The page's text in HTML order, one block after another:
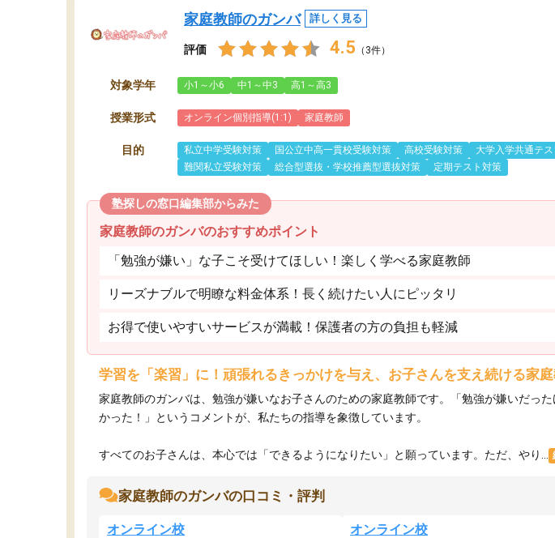
家庭教師のガンバ 詳しく見る
評価 4.5 （3件）
対象学年 小1～小6 中1～中3 高1～高3
授業形式 オンライン個別指導(1:1) 家庭教師
目的 私立中学受験対策 国公立中高一貫校受験対策 高校受験対策 大学入学共通テ
難関私立受験対策
総合型選抜・学校推薦型選抜対策 定期テスト対策
塾探しの窓口編集部からみた
家庭教師のガンバのおすすめポイント
「勉強が嫌い」な子こそ受けてほしい！楽しく学べる家庭教師
リーズナブルで明瞭な料金体系！長く続けたい人にピッタリ
お得で使いやすいサービスが満載！保護者の方の負担も軽減
学習を「楽習」に！頑張れるきっかけを与え、お子さんを支え続ける家
家庭教師のガンバは、勉強が嫌いなお子さんのための家庭教師です。「勉強が嫌いだっ
かった！」というコメントが、私たちの指導を象徴しています。
すべてのお子さんは、本心では「できるようになりたい」と願っています。ただ、やり...
家庭教師のガンバの口コミ・評判
オンライン校 オンライン校